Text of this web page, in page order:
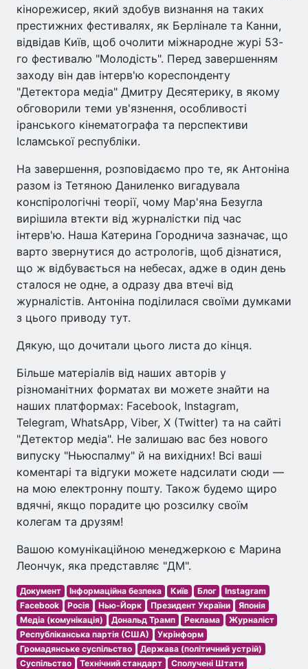
кінорежисер, який здобув визнання на таких
престижних фестивалях, як Берлінале та Канни,
відвідав Київ, щоб очолити міжнародне журі 53-
го фестивалю "Молодість". Перед завершенням
заходу він дав інтерв'ю кореспонденту
"Детектора медіа" Дмитру Десятерику, в якому
обговорили теми ув'язнення, особливості
іранського кінематографа та перспективи
Ісламської республіки.
На завершення, розповідаємо про те, як Антоніна
разом із Тетяною Даниленко вигадувала
конспірологічні теорії, чому Мар'яна Безугла
вирішила втекти від журналістки під час
інтерв'ю. Наша Катерина Городнича зазначає, що
варто звернутися до астрологів, щоб дізнатися,
що ж відбувається на небесах, адже в один день
сталося не одне, а одразу два втечі від
журналістів. Антоніна поділилася своїми думками
з цього приводу тут.
Дякую, що дочитали цього листа до кінця.
Більше матеріалів від наших авторів у
різноманітних форматах ви можете знайти на
наших платформах: Facebook, Instagram,
Telegram, WhatsApp, Viber, X (Twitter) та на сайті
"Детектор медіа". Не залишаю вас без нового
випуску "Ньюспалму" й на вихідних! Всі ваші
коментарі та відгуки можете надсилати сюди —
на мою електронну пошту. Також будемо щиро
вдячні, якщо порадите цю розсилку своїм
колегам та друзям!
Вашою комунікаційною менеджеркою є Марина
Леончук, яка представляє "ДМ".
Документ Інформаційна безпека Київ Блог
Instagram
Facebook
Росія Нью-Йорк Президент України
Японія
Медіа (комунікація)
Дональд Трамп Реклама
Журналіст
Республіканська партія (США)
Укрінформ
Громадянське суспільство
Держава (політичний устрій)
Суспільство
Технічний стандарт
Сполучені Штати